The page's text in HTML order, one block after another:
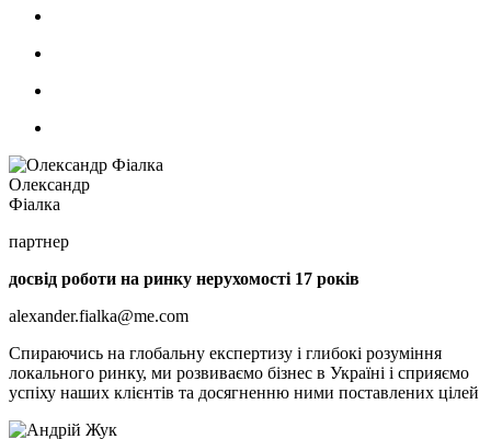
Олександр
Фіалка
партнер
досвід роботи на ринку нерухомості 17 років
alexander.fialka@me.com
Спираючись на глобальну експертизу і глибокі розуміння
локального ринку, ми розвиваємо бізнес в Україні і сприяємо
успіху наших клієнтів та досягненню ними поставлених цілей